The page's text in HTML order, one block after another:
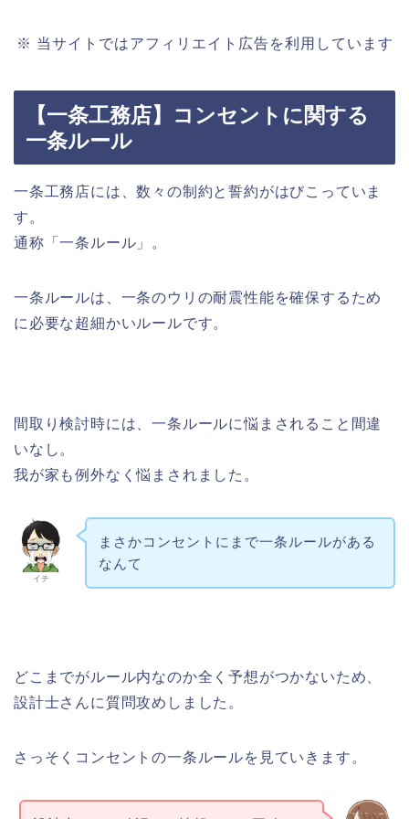
※ 当サイトではアフィリエイト広告を利用しています
【一条工務店】コンセントに関する
一条ルール
一条工務店には、数々の制約と誓約がはびこっていま
す。
通称「一条ルール」。
一条ルールは、一条のウリの耐震性能を確保するため
に必要な超細かいルールです。
間取り検討時には、一条ルールに悩まされること間違
いなし。
我が家も例外なく悩まされました。
イチ
まさかコンセントにまで一条ルールがある
なんて
どこまでがルール内なのか全く予想がつかないため、
設計士さんに質問攻めしました。
さっそくコンセントの一条ルールを見ていきます。